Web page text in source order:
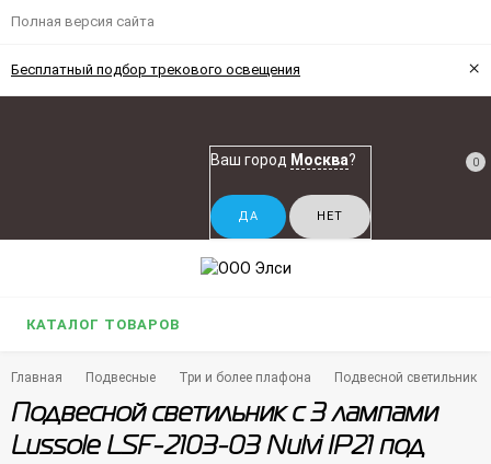
Полная версия сайта
Бесплатный подбор трекового освещения ×
Ваш город Москва? 0
КАТАЛОГ ТОВАРОВ
Главная Подвесные Три и более плафона Подвесной светильник
Подвесной светильник с 3 лампами
Lussole LSF-2103-03 Nulvi IP21 под